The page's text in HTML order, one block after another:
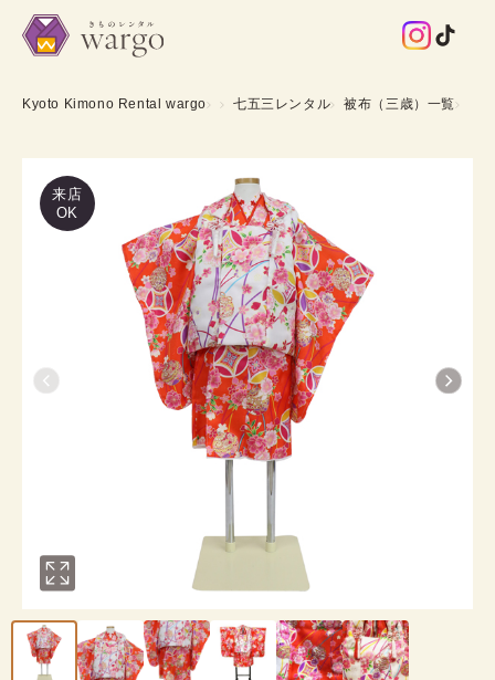
Kyoto Kimono Rental wargo 七五三レンタル 被布（三歳）一覧
来店
OK